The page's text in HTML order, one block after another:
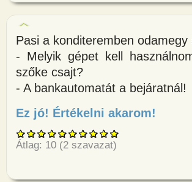
Pasi a konditeremben odamegy
- Melyik gépet kell
szőke csajt?
- A bankautomatát a bejáratnál!
Ez jó! Értékelni akarom!
Átlag: 10 (2 szavazat)